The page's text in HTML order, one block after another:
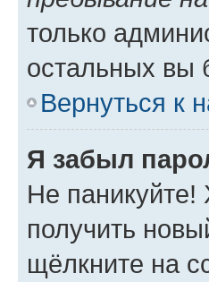
только
остальных вы
Вернуться к
Я забыл
Не паникуйте!
получить
щёлкните на